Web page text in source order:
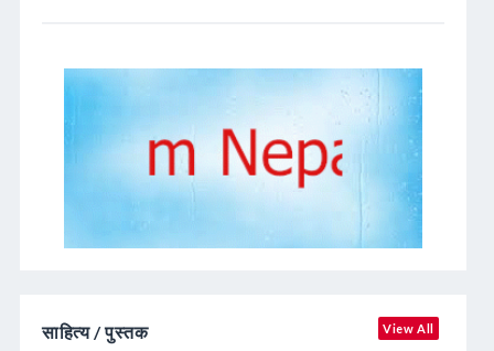
साहित्य / पुस्तक View All